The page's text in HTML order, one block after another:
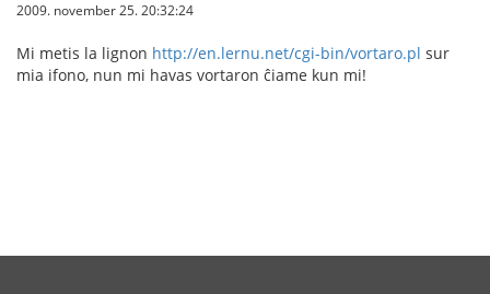
2009. november 25. 20:32:24
Mi metis la lignon http://en.lernu.net/cgi-bin/vortaro.pl sur
mia ifono, nun mi havas vortaron ĉiame kun mi!